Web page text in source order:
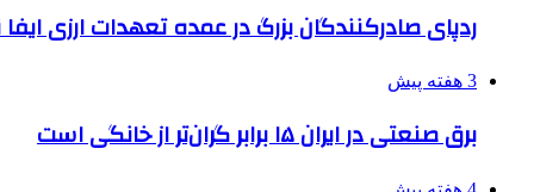
ردپای صادرکنندگان بزرگ در عمده تعهدات ارزی
3 هفته پیش
برق صنعتی در ایران ۱۵ برابر گران‌تر از خانگی است